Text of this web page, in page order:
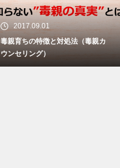
2017.09.01
毒親育ちの特徴と対処法（毒親カ
ウンセリング）